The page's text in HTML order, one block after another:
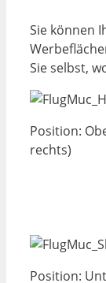
Sie können
Sie selbst,
Position:
rechts)
Position: